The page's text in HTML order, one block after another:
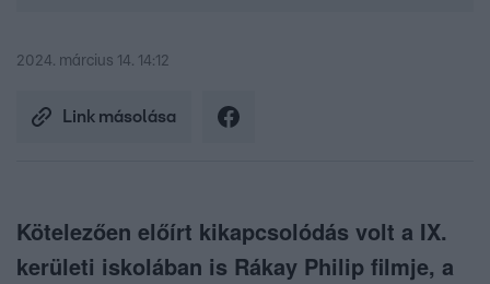
2024. március 14. 14:12
Link másolása
Kötelezően előírt kikapcsolódás volt a IX.
kerületi iskolában is Rákay Philip filmje, a